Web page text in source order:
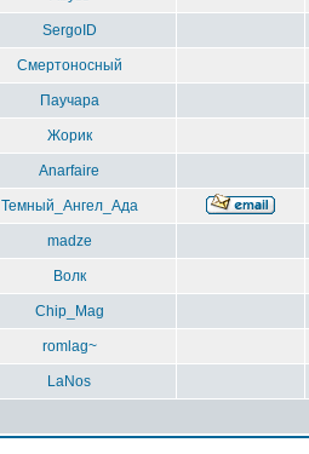
SergoID
Смертоносный
Паучара
Жорик
Anarfaire
Темный_Ангел_Ада
madze
Волк
Chip_Mag
romlag~
LaNos